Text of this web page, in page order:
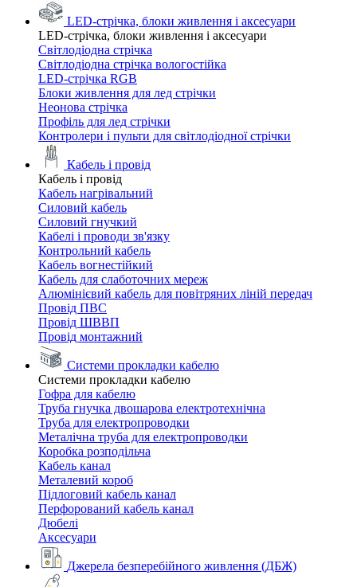
LED-стрічка, блоки живлення і аксесуари
LED-стрічка, блоки живлення і аксесуари
Світлодіодна стрічка
Світлодіодна стрічка вологостійка
LED-стрічка RGB
Блоки живлення для лед стрічки
Неонова стрічка
Профіль для лед стрічки
Контролери і пульти для світлодіодної стрічки
Кабель і провід
Кабель і провід
Кабель нагрівальний
Силовий кабель
Силовий гнучкий
Кабелі і проводи зв'язку
Контрольний кабель
Кабель вогнестійкий
Кабель для слаботочних мереж
Алюмінієвий кабель для повітряних ліній передач
Провід ПВС
Провід ШВВП
Провід монтажний
Системи прокладки кабелю
Системи прокладки кабелю
Гофра для кабелю
Труба гнучка двошарова електротехнічна
Труба для електропроводки
Металічна труба для електропроводки
Коробка розподільча
Кабель канал
Металевий короб
Підлоговий кабель канал
Перфорований кабель канал
Дюбелі
Аксесуари
Джерела безперебійного живлення (ДБЖ)